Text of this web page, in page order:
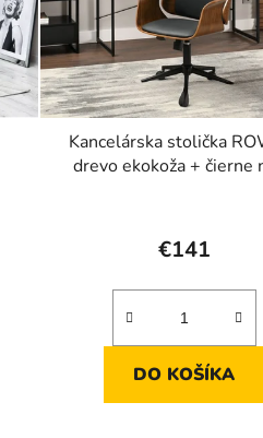
Kancelárska stolička
drevo ekokoža + čierne
€141
DO KOŠÍKA